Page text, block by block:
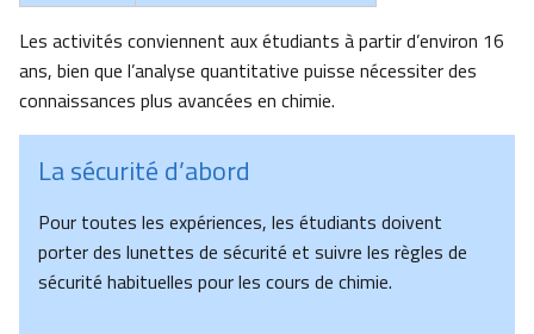
Les activités conviennent aux étudiants à partir d’environ 16
ans, bien que l’analyse quantitative puisse nécessiter des
connaissances plus avancées en chimie.
La sécurité d’abord
Pour toutes les expériences, les étudiants doivent
porter des lunettes de sécurité et suivre les règles de
sécurité habituelles pour les cours de chimie.